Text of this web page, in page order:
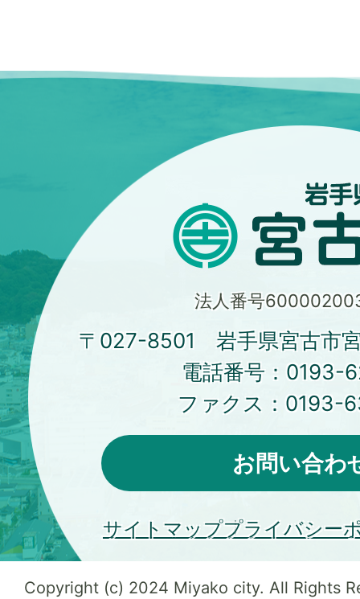
法人番号
〒027-8501 岩手県宮古市
電話番号： 0193-
ファクス： 0193-
お問い合わ
サイトマッププライバシー
Copyright (c) 2024 Miyako city. All Rights